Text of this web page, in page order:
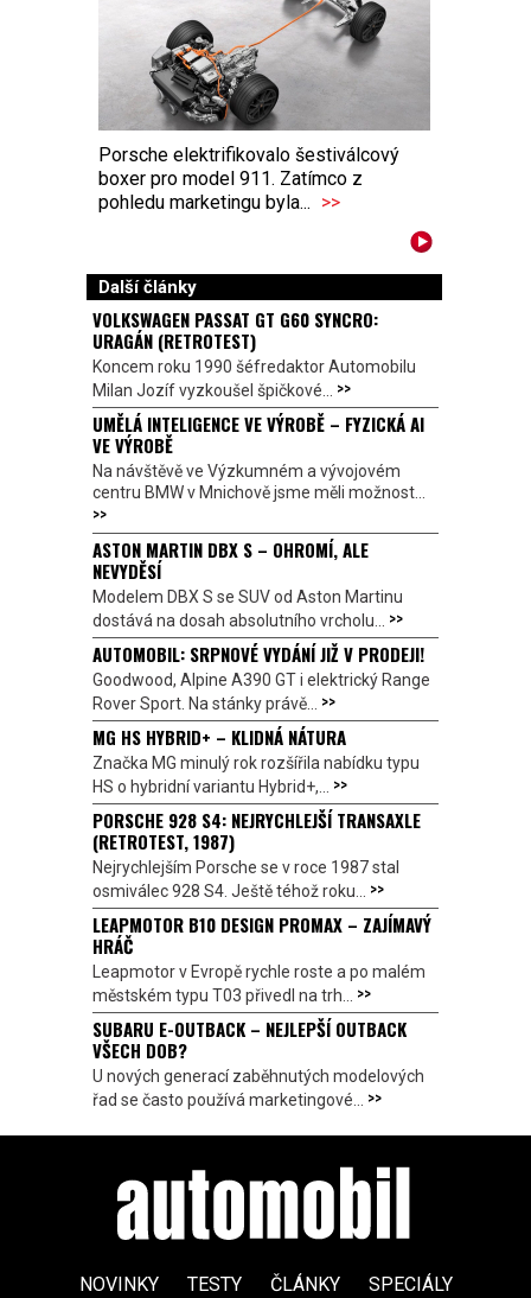
Porsche elektrifikovalo šestiválcový
boxer pro model 911. Zatímco z
pohledu marketingu byla... >>
Další články
VOLKSWAGEN PASSAT GT G60 SYNCRO:
URAGÁN (RETROTEST)
Koncem roku 1990 šéfredaktor Automobilu
Milan Jozíf vyzkoušel špičkové... >>
UMĚLÁ INTELIGENCE VE VÝROBĚ – FYZICKÁ AI
VE VÝROBĚ
Na návštěvě ve Výzkumném a vývojovém
centru BMW v Mnichově jsme měli možnost...
>>
ASTON MARTIN DBX S – OHROMÍ, ALE
NEVYDĚSÍ
Modelem DBX S se SUV od Aston Martinu
dostává na dosah absolutního vrcholu... >>
AUTOMOBIL: SRPNOVÉ VYDÁNÍ JIŽ V PRODEJI!
Goodwood, Alpine A390 GT i elektrický Range
Rover Sport. Na stánky právě... >>
MG HS HYBRID+ – KLIDNÁ NÁTURA
Značka MG minulý rok rozšířila nabídku typu
HS o hybridní variantu Hybrid+,... >>
PORSCHE 928 S4: NEJRYCHLEJŠÍ TRANSAXLE
(RETROTEST, 1987)
Nejrychlejším Porsche se v roce 1987 stal
osmiválec 928 S4. Ještě téhož roku... >>
LEAPMOTOR B10 DESIGN PROMAX – ZAJÍMAVÝ
HRÁČ
Leapmotor v Evropě rychle roste a po malém
městském typu T03 přivedl na trh... >>
SUBARU E-OUTBACK – NEJLEPŠÍ OUTBACK
VŠECH DOB?
U nových generací zaběhnutých modelových
řad se často používá marketingové... >>
NOVINKY TESTY ČLÁNKY SPECIÁLY